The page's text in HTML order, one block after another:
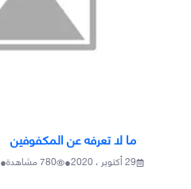
ما لا تعرفه عن المكفوفين
29 أكتوبر ، 2020 •
780مشاهدة•